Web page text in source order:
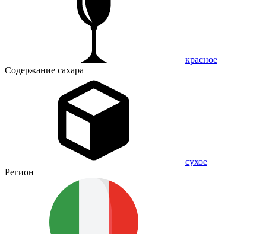
красное
Содержание сахара
сухое
Регион